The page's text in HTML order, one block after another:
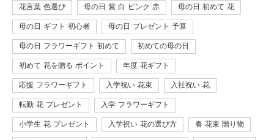
花言葉 色選び 母の日 紫 白 ピンク 赤 母の日 初めて 花
母の日 ギフト 初心者 母の日 プレゼント 予算
母の日 フラワーギフト 初めて 初めての母の日
初めて 花を贈る ポイント 年度 花ギフト
応援 フラワーギフト 入学祝い 花束 入社祝い 花
転勤 花 プレゼント 入学 フラワーギフト
小学生 花 プレゼント 入学祝い 花の選び方 春 花束 贈り物